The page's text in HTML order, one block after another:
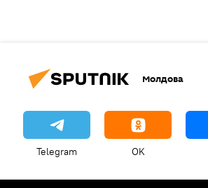
Молдова
Telegram OK